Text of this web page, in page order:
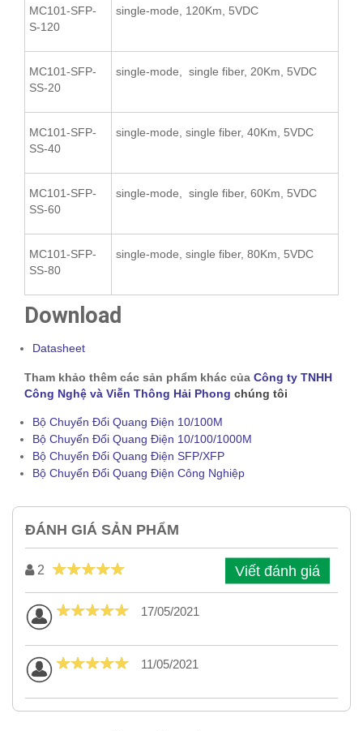
MC101-SFP-
S-120
single-mode, 120Km, 5VDC
MC101-SFP-
SS-20
single-mode, single fiber, 20Km, 5VDC
MC101-SFP-
SS-40
single-mode, single fiber, 40Km, 5VDC
MC101-SFP-
SS-60
single-mode, single fiber, 60Km, 5VDC
MC101-SFP-
SS-80
single-mode, single fiber, 80Km, 5VDC
Download
Datasheet
Tham khảo thêm các sản phẩm khác của Công ty TNHH
Công Nghệ và Viễn Thông Hải Phong chúng tôi
Bộ Chuyển Đổi Quang Điện 10/100M
Bộ Chuyển Đổi Quang Điện 10/100/1000M
Bộ Chuyển Đổi Quang Điện SFP/XFP
Bộ Chuyển Đổi Quang Điện Công Nghiệp
ĐÁNH GIÁ SẢN PHẨM
2 Viết đánh giá
17/05/2021
11/05/2021